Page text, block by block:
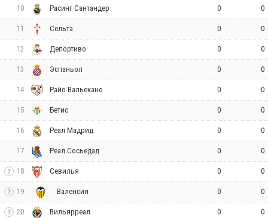
10 Расинг Сантандер 0 0
11 Сельта 0 0
12 Депортиво 0 0
13 Эспаньол 0 0
14 Райо Вальекано 0 0
15 Бетис 0 0
16 Реал Мадрид 0 0
17 Реал Сосьедад 0 0
18 Севилья 0 0
19 Валенсия 0 0
20 Вильярреал 0 0